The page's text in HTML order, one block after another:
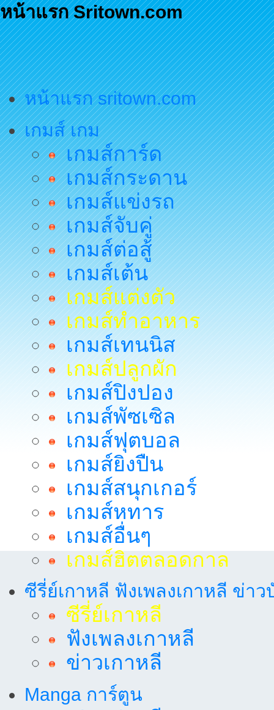
หน้าแรก Sritown.com
หน้าแรก sritown.com
เกมส์ เกม
เกมส์การ์ด
เกมส์กระดาน
เกมส์แข่งรถ
เกมส์จับคู่
เกมส์ต่อสู้
เกมส์เต้น
เกมส์แต่งตัว
เกมส์ทำอาหาร
เกมส์เทนนิส
เกมส์ปลูกผัก
เกมส์ปิงปอง
เกมส์พัซเซิล
เกมส์ฟุตบอล
เกมส์ยิงปืน
เกมส์สนุกเกอร์
เกมส์หทาร
เกมส์อื่นๆ
เกมส์ฮิตตลอดกาล
ซีรี่ย์เกาหลี ฟังเพลงเกาหลี ข่าว
ซีรี่ย์เกาหลี
ฟังเพลงเกาหลี
ข่าวเกาหลี
Manga การ์ตูน